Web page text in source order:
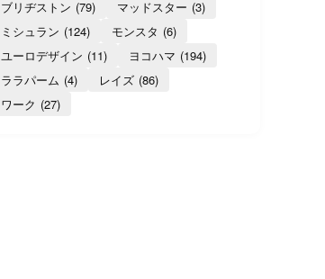
ブリヂストン (79) マッドスター (3)
ミシュラン (124) モンスタ (6)
ユーロデザイン (11) ヨコハマ (194)
ララパーム (4) レイズ (86)
ワーク (27)